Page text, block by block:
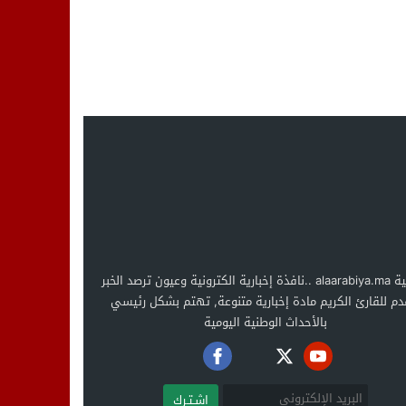
العربية alaarabiya.ma ..نافذة إخبارية الكترونية وعيون ترصد الخبر
للقارئ الكريم مادة إخبارية متنوعة, تهتم بشكل رئيسي
بالأحداث الوطنية اليومية
اشـتـرك